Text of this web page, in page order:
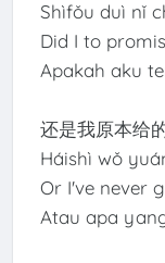
Shìfǒu duì nǐ
Did I to
Apakah aku
还是我原本给
Háishì wǒ
Or I've never
Atau apa